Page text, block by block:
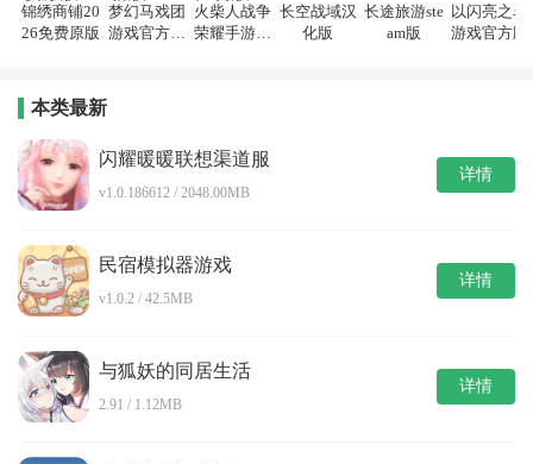
锦绣商铺20
26免费原版
梦幻马戏团
游戏官方最
火柴人战争
荣耀手游无
长空战域汉
化版
长途旅游ste
am版
以闪亮之名
游戏官方版
本类最新
闪耀暖暖联想渠道服
v1.0.186612 / 2048.00MB
详情
民宿模拟器游戏
v1.0.2 / 42.5MB
详情
与狐妖的同居生活
2.91 / 1.12MB
详情